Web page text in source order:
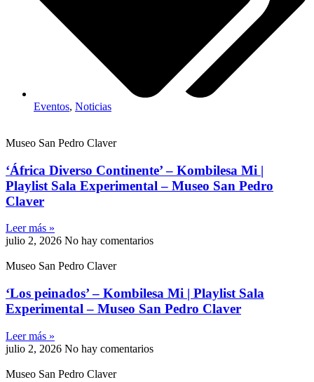
Eventos, Noticias
Museo San Pedro Claver
‘África Diverso Continente’ – Kombilesa Mi |
Playlist Sala Experimental – Museo San Pedro
Claver
Leer más »
julio 2, 2026 No hay comentarios
Museo San Pedro Claver
‘Los peinados’ – Kombilesa Mi | Playlist Sala
Experimental – Museo San Pedro Claver
Leer más »
julio 2, 2026 No hay comentarios
Museo San Pedro Claver